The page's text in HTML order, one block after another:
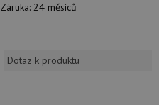
Záruka: 24 měsíců
Dotaz k produktu